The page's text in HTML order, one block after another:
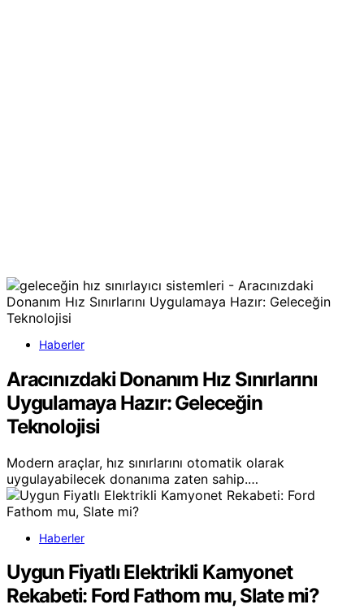
Haberler
Aracınızdaki Donanım Hız Sınırlarını
Uygulamaya Hazır: Geleceğin
Teknolojisi
Modern araçlar, hız sınırlarını otomatik olarak
uygulayabilecek donanıma zaten sahip.…
Haberler
Uygun Fiyatlı Elektrikli Kamyonet
Rekabeti: Ford Fathom mu, Slate mi?